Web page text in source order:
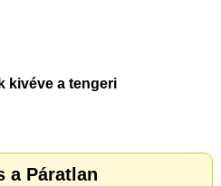
kivéve a tengeri
a Páratlan